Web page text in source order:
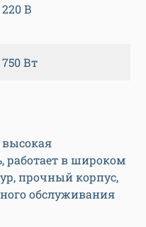
220 В
750 Вт
работает в широком
прочный корпус,
обслуживания